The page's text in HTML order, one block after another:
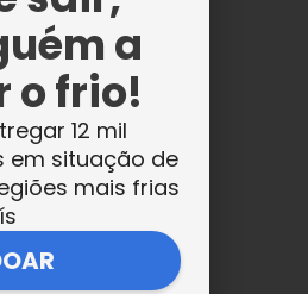
a
o frio!
12 mil
em situação de
mais frias